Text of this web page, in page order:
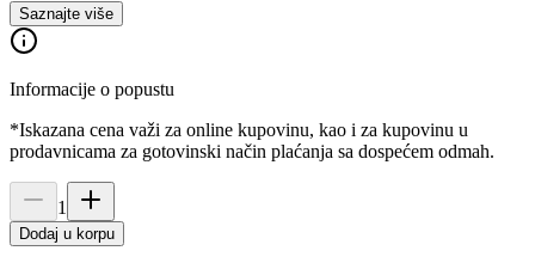
Saznajte više
Informacije o popustu
*Iskazana cena važi za online kupovinu, kao i za kupovinu u
prodavnicama za gotovinski način plaćanja sa dospećem odmah.
1
Dodaj u korpu